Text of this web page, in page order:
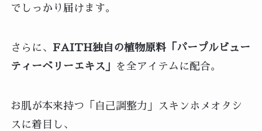
でしっかり届けます。
さらに、 FAITH独自の植物原料「パープルビュー
ティーベリーエキス」
を全アイテムに配合。
お肌が本来持つ「自己調整力」スキンホメオタシ
スに着目し、